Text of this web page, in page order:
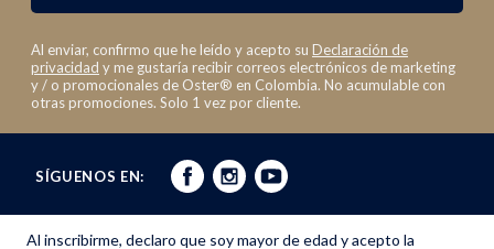
Al enviar, confirmo que he leído y acepto su Declaración de
privacidad y me gustaría recibir correos electrónicos de marketing
y / o promocionales de Oster® en Colombia. No acumulable con
otras promociones. Solo 1 vez por cliente.
SÍGUENOS EN:
Al inscribirme, declaro que soy mayor de edad y acepto la